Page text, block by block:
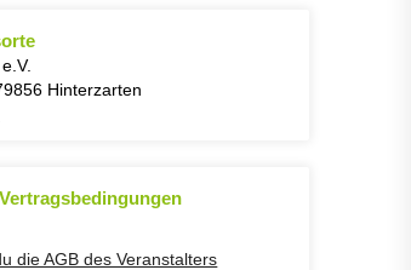
Hinterzarten
die AGB des Veranstalters